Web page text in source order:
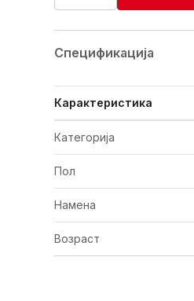
Спецификацијa
Карактеристика
Категорија
Пол
Намена
Возраст